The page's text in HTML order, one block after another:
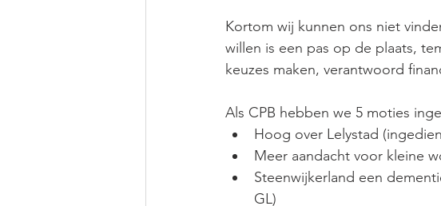
Kortom wij kunnen ons niet
willen is een pas op de plaats,
keuzes maken, verantwoord
Als CPB hebben we 5 moties
Hoog over Lelystad
Meer aandacht voor kleine
Steenwijkerland een
GL)